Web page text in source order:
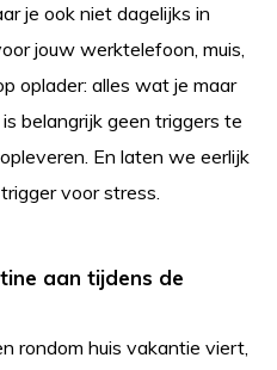
je ook niet dagelijks in
jouw werktelefoon, muis,
oplader: alles wat je maar
belangrijk geen triggers te
En laten we eerlijk
voor stress.
aan tijdens de
rondom huis vakantie viert,